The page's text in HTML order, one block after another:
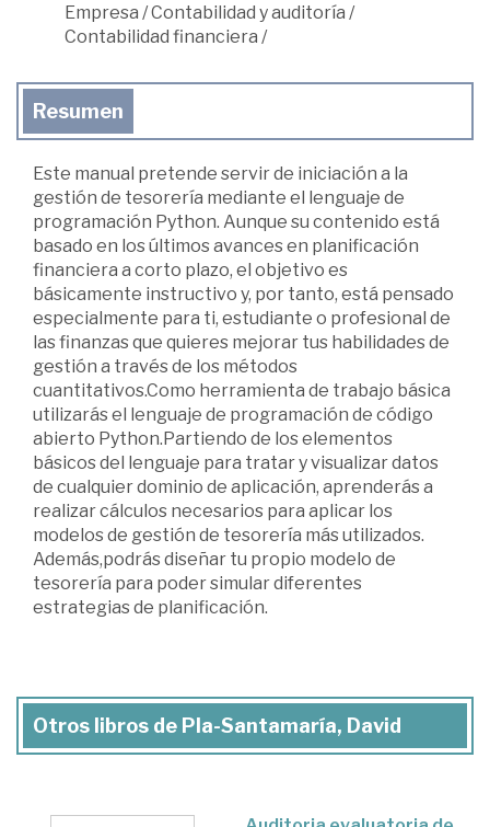
Empresa /Contabilidad y auditoría /
Contabilidad financiera /
Resumen
Este manual pretende servir de iniciación a la
gestión de tesorería mediante el lenguaje de
programación Python. Aunque su contenido está
basado en los últimos avances en planificación
financiera a corto plazo, el objetivo es
básicamente instructivo y, por tanto, está pensado
especialmente para ti, estudiante o profesional de
las finanzas que quieres mejorar tus habilidades de
gestión a través de los métodos
cuantitativos.Como herramienta de trabajo básica
utilizarás el lenguaje de programación de código
abierto Python.Partiendo de los elementos
básicos del lenguaje para tratar y visualizar datos
de cualquier dominio de aplicación, aprenderás a
realizar cálculos necesarios para aplicar los
modelos de gestión de tesorería más utilizados.
Además,podrás diseñar tu propio modelo de
tesorería para poder simular diferentes
estrategias de planificación.
Otros libros de Pla-Santamaría, David